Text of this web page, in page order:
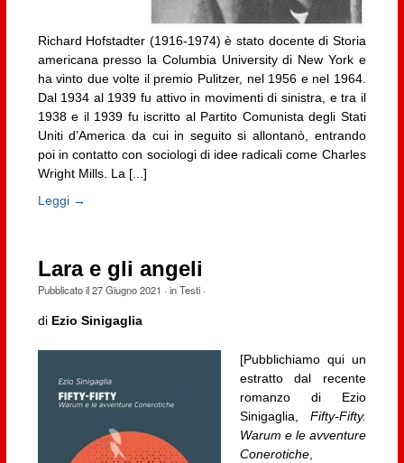
Richard Hofstadter (1916-1974) è stato docente di Storia
americana presso la Columbia University di New York e
ha vinto due volte il premio Pulitzer, nel 1956 e nel 1964.
Dal 1934 al 1939 fu attivo in movimenti di sinistra, e tra il
1938 e il 1939 fu iscritto al Partito Comunista degli Stati
Uniti d’America da cui in seguito si allontanò, entrando
poi in contatto con sociologi di idee radicali come Charles
Wright Mills. La [...]
Leggi →
Lara e gli angeli
Pubblicato il27 Giugno 2021 · inTesti·
di Ezio Sinigaglia
[Pubblichiamo qui un
estratto dal recente
romanzo di Ezio
Sinigaglia, Fifty-Fifty.
Warum e le avventure
Conerotiche,